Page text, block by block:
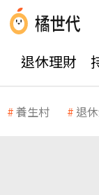
退休理財
養生村 退